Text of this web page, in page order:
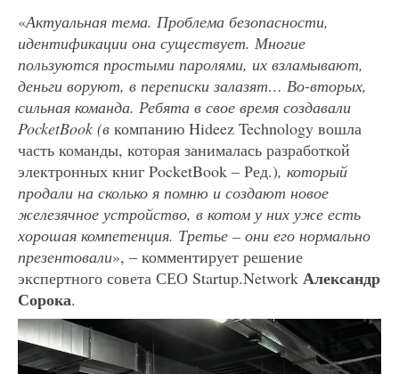
«Актуальная тема. Проблема безопасности,
идентификации она существует. Многие
пользуются простыми паролями, их взламывают,
деньги воруют, в переписки залазят… Во-вторых,
сильная команда. Ребята в свое время создавали
PocketBook (в компанию Hideez Technology вошла
часть команды, которая занималась разработкой
электронных книг PocketBook – Ред.), который
продали на сколько я помню и создают новое
железячное устройство, в котом у них уже есть
хорошая компетенция. Третье – они его нормально
презентовали», – комментирует решение
экспертного совета СЕО Startup.Network Александр
Сорока.